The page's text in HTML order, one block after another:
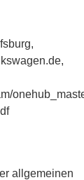
allgemeinen